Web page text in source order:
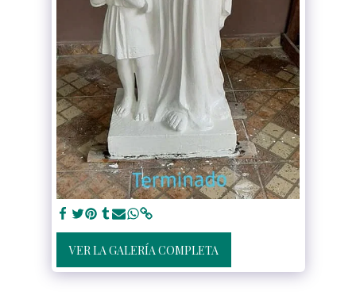
VER LA GALERÍA COMPLETA